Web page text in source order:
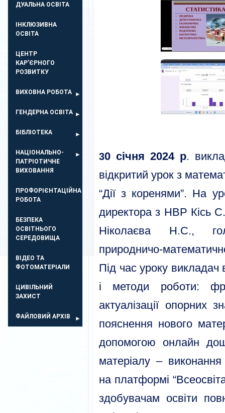
ДУАЛЬНА ОСВІТА
ІНКЛЮЗИВНА
ОСВІТА
ЦЕНТР
КАР’ЄРНОГО
РОЗВИТКУ
ВИХОВНА РОБОТА
ГЕНДЕРНА ОСВІТА
БІБЛІОТЕКА
НАЦІОНАЛЬНО-
ПАТРІОТИЧНЕ
ВИХОВАННЯ
ПРОФОРІЄНТАЦІЙНА
РОБОТА
БЕЗПЕКА
ОСВIТНЬОГО
СЕРЕДОВИЩА
ВІДЕО ТА
ФОТОМАТЕРІАЛИ
ЦИВІЛЬНИЙ
ЗАХИСТ
ФАЙЛОВИЙ АРХІВ
30 січня 2024 р.
відкритий урок з
“Дії з коренями”. На
директора з НВР Кісь
Ніколаєва Н.С.,
природничо-
Під час уроку викладач
і методи роботи:
актуалізації опорних
пояснення нового
допомогою онлайн
матеріалу –
на платформі
здобувачам освіти